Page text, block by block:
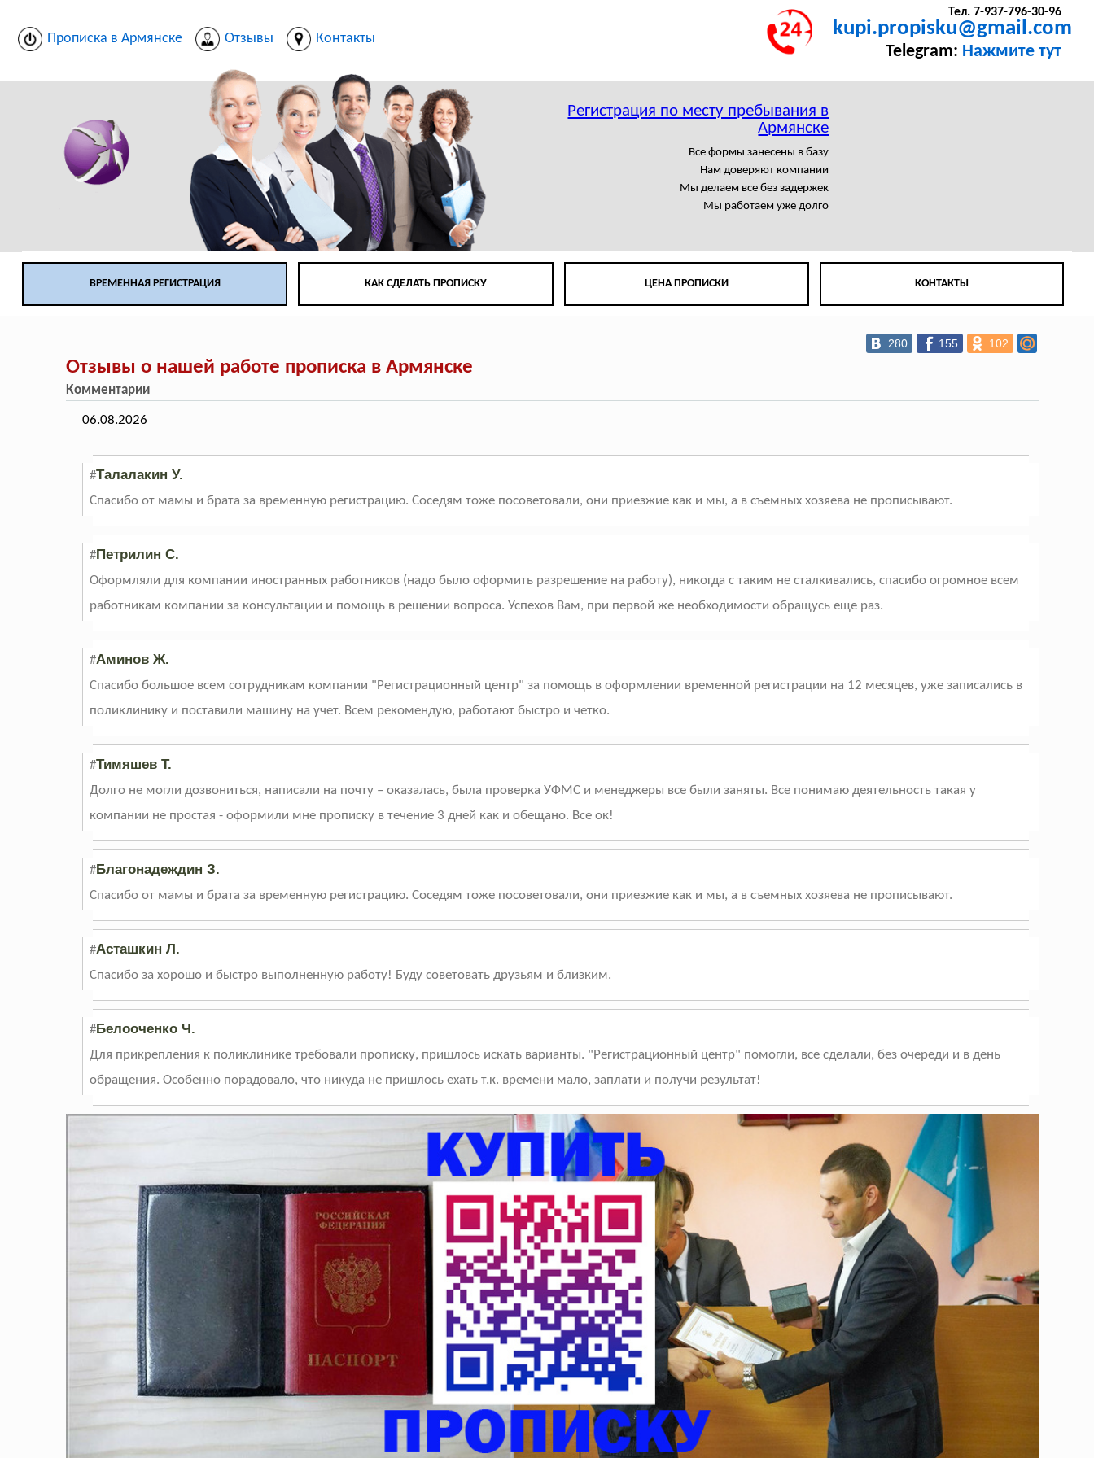
Прописка в Армянске Отзывы Контакты
Тел. 7-937-796-30-96
kupi.propisku@gmail.com
Telegram: Нажмите тут
Регистрация по месту пребывания в
Армянске
Все формы занесены в базу
Нам доверяют компании
Мы делаем все без задержек
Мы работаем уже долго
ВРЕМЕННАЯ РЕГИСТРАЦИЯ КАК СДЕЛАТЬ ПРОПИСКУ ЦЕНА ПРОПИСКИ КОНТАКТЫ
280 155 102
Отзывы о нашей работе прописка в Армянске
Комментарии
06.08.2026
#Талалакин У.
Спасибо от мамы и брата за временную регистрацию. Соседям тоже посоветовали, они приезжие как и мы, а в съемных хозяева не прописывают.
#Петрилин С.
Оформляли для компании иностранных работников (надо было оформить разрешение на работу), никогда с таким не сталкивались, спасибо огромное всем
работникам компании за консультации и помощь в решении вопроса. Успехов Вам, при первой же необходимости обращусь еще раз.
#Аминов Ж.
Спасибо большое всем сотрудникам компании "Регистрационный центр" за помощь в оформлении временной регистрации на 12 месяцев, уже записались в
поликлинику и поставили машину на учет. Всем рекомендую, работают быстро и четко.
#Тимяшев Т.
Долго не могли дозвониться, написали на почту – оказалась, была проверка УФМС и менеджеры все были заняты. Все понимаю деятельность такая у
компании не простая - оформили мне прописку в течение 3 дней как и обещано. Все ок!
#Благонадеждин З.
Спасибо от мамы и брата за временную регистрацию. Соседям тоже посоветовали, они приезжие как и мы, а в съемных хозяева не прописывают.
#Асташкин Л.
Спасибо за хорошо и быстро выполненную работу! Буду советовать друзьям и близким.
#Белооченко Ч.
Для прикрепления к поликлинике требовали прописку, пришлось искать варианты. "Регистрационный центр" помогли, все сделали, без очереди и в день
обращения. Особенно порадовало, что никуда не пришлось ехать т.к. времени мало, заплати и получи результат!